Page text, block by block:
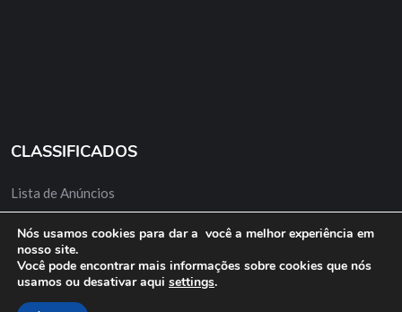
CLASSIFICADOS
Lista de Anúncios
Anuncie Grátis
Nós usamos cookies para dar a você a melhor experiência em
nosso site.
Você pode encontrar mais informações sobre cookies que nós
usamos ou desativar aqui settings.